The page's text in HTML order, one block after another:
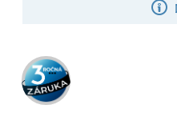
3 roky
záruka